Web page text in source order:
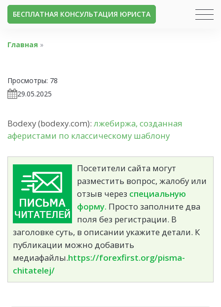
БЕСПЛАТНАЯ КОНСУЛЬТАЦИЯ ЮРИСТА
Главная »
Просмотры: 78
29.05.2025
Bodexy (bodexy.com): лжебиржа, созданная
аферистами по классическому шаблону
Посетители сайта могут
разместить вопрос, жалобу или
отзыв через специальную
форму. Просто заполните два
поля без регистрации. В
заголовке суть, в описании укажите детали. К
публикации можно добавить
медиафайлы.https://forexfirst.org/pisma-
chitatelej/